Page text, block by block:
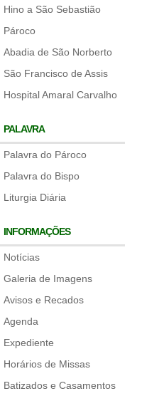
Hino a São Sebastião
Pároco
Abadia de São Norberto
São Francisco de Assis
Hospital Amaral Carvalho
PALAVRA
Palavra do Pároco
Palavra do Bispo
Liturgia Diária
INFORMAÇÕES
Notícias
Galeria de Imagens
Avisos e Recados
Agenda
Expediente
Horários de Missas
Batizados e Casamentos